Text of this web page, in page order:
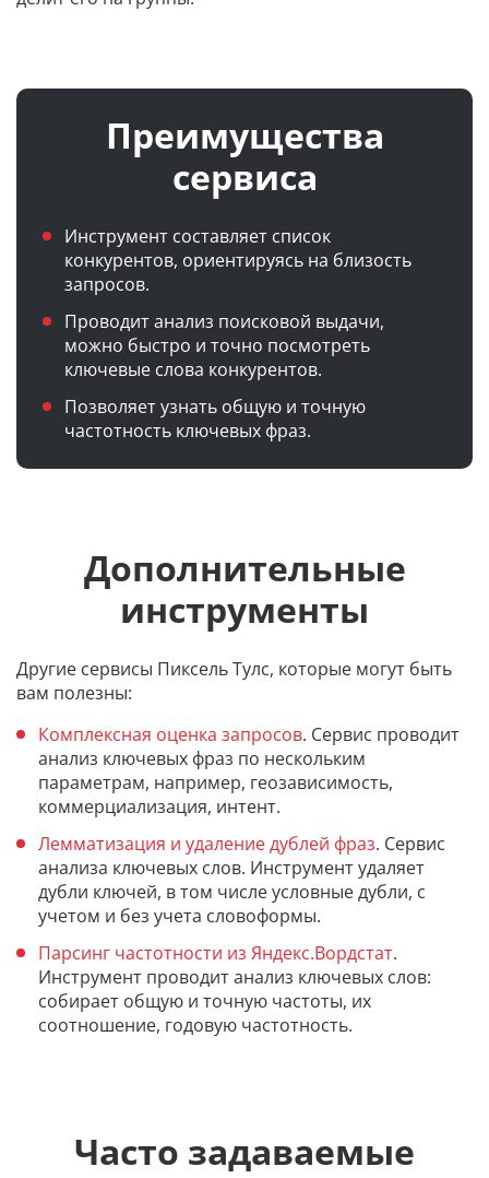
Преимущества
сервиса
Инструмент составляет список
конкурентов, ориентируясь на близость
запросов.
Проводит анализ поисковой выдачи,
можно быстро и точно посмотреть
ключевые слова конкурентов.
Позволяет узнать общую и точную
частотность ключевых фраз.
Дополнительные
инструменты
Другие сервисы Пиксель Тулс, которые могут быть
вам полезны:
Комплексная оценка запросов. Сервис проводит
анализ ключевых фраз по нескольким
параметрам, например, геозависимость,
коммерциализация, интент.
Лемматизация и удаление дублей фраз. Сервис
анализа ключевых слов. Инструмент удаляет
дубли ключей, в том числе условные дубли, с
учетом и без учета словоформы.
Парсинг частотности из Яндекс.Вордстат.
Инструмент проводит анализ ключевых слов:
собирает общую и точную частоты, их
соотношение, годовую частотность.
Часто задаваемые